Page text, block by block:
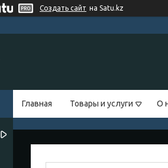
Создать сайт на Satu.kz
Главная Товары и услуги О